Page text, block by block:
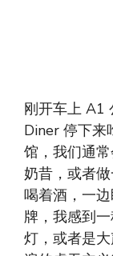
刚开车上 A1
Diner 停下来
馆，我们通
奶昔，或者
喝着酒，一
牌，我感到
灯，或者是